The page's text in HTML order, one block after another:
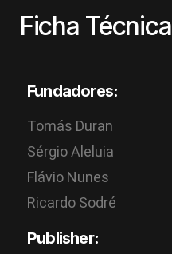
Ficha Técnica
Fundadores:
Tomás Duran
Sérgio Aleluia
Flávio Nunes
Ricardo Sodré
Publisher: